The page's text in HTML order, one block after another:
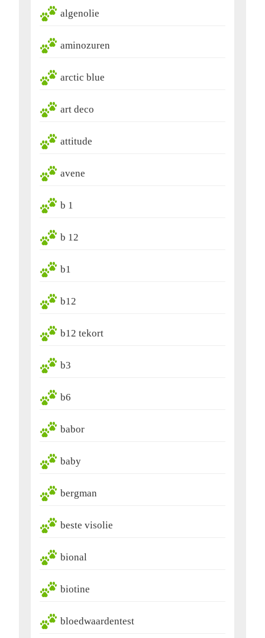
algenolie
aminozuren
arctic blue
art deco
attitude
avene
b 1
b 12
b1
b12
b12 tekort
b3
b6
babor
baby
bergman
beste visolie
bional
biotine
bloedwaardentest